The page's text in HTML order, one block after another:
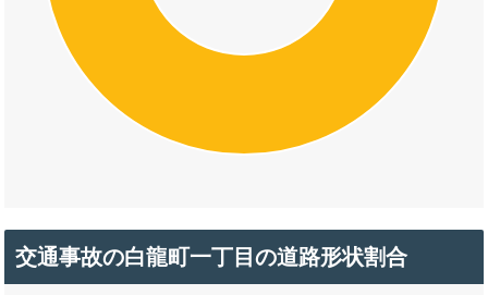
交通事故の白龍町一丁目の道路形状割合